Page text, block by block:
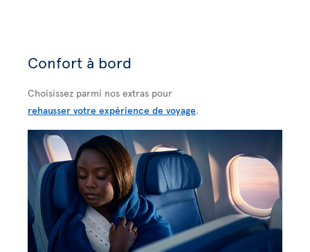
Confort à bord
Choisissez parmi nos extras pour
rehausser votre expérience de voyage.